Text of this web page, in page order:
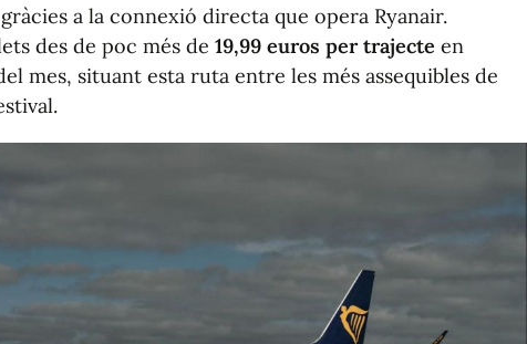
a la connexió directa que opera Ryanair.
des de poc més de 19,99 euros per trajecte en
mes, situant esta ruta entre les més assequibles de